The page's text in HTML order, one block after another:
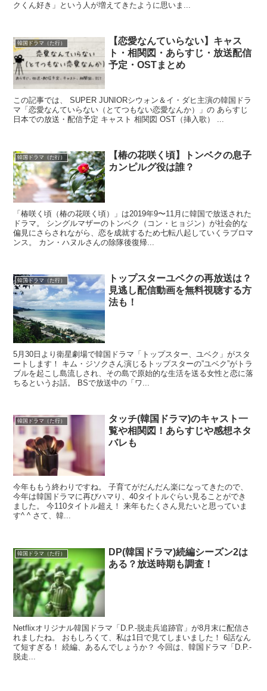
クくん好き」という人が増えてきたように思いま...
韓国ドラマ（た行）
【恋愛なんていらない】キャス
ト・相関図・あらすじ・放送配信
予定・OSTまとめ
この記事では、 SUPER JUNIORシウォン＆イ・ダヒ主演の韓国ドラ
マ「恋愛なんていらない（とてつもない恋愛なんか）」の あらすじ
日本での放送・配信予定 キャスト 相関図 OST（挿入歌） ...
韓国ドラマ（た行）
【椿の花咲く頃】トンベクの息子
カンピルグ役は誰？
「椿咲く頃（椿の花咲く頃）」は2019年9〜11月に韓国で放送された
ドラマ。 シングルマザーのトンベク（コン・ヒョジン）が社会的な
偏見にさらされながら、恋を成就するため七転八起していくラブロマ
ンス。 カン・ハヌルさんの除隊後復帰...
韓国ドラマ（た行）
トップスターユベクの再放送は？
見逃し配信動画を無料視聴する方
法も！
5月30日より衛星劇場で韓国ドラマ「トップスター、ユベク」がスタ
ートします！ キム・ジソクさん演じるトップスターの”ユベク”がトラ
ブルを起こし島流しされ、その島で原始的な生活を送る女性と恋に落
ちるというお話。 BSで放送中の「ワ...
韓国ドラマ（た行）
タッチ(韓国ドラマ)のキャスト一
覧や相関図！あらすじや感想ネタ
バレも
今年ももう終わりですね。 子育てがだんだん楽になってきたので、
今年は韓国ドラマに再びハマり、40タイトルぐらい見ることができ
ました。 今110タイトル超え！ 来年もたくさん見たいと思っていま
す^ ^ さて、韓...
韓国ドラマ（た行）
DP(韓国ドラマ)続編シーズン2は
ある？放送時期も調査！
Netflixオリジナル韓国ドラマ「D.P.-脱走兵追跡官」が8月末に配信さ
れましたね。 おもしろくて、私は1日で見てしまいました！ 6話なん
て短すぎる！ 続編、あるんでしょうか？ 今回は、韓国ドラマ「D.P.-
脱走...